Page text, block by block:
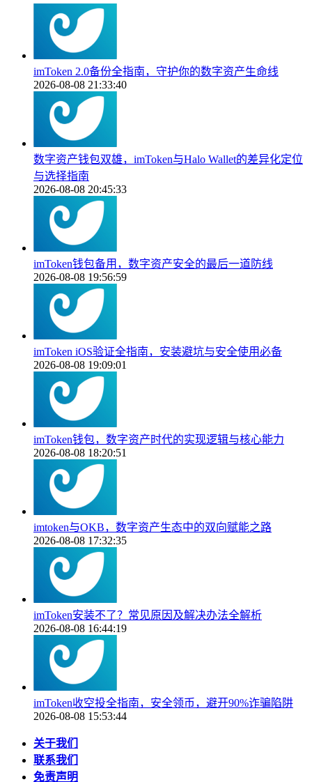
imToken 2.0备份全指南，守护你的数字资产生命线
2026-08-08 21:33:40
数字资产钱包双雄，imToken与Halo Wallet的差异化定位
与选择指南
2026-08-08 20:45:33
imToken钱包备用，数字资产安全的最后一道防线
2026-08-08 19:56:59
imToken iOS验证全指南，安装避坑与安全使用必备
2026-08-08 19:09:01
imToken钱包，数字资产时代的实现逻辑与核心能力
2026-08-08 18:20:51
imtoken与OKB，数字资产生态中的双向赋能之路
2026-08-08 17:32:35
imToken安装不了？常见原因及解决办法全解析
2026-08-08 16:44:19
imToken收空投全指南，安全领币，避开90%诈骗陷阱
2026-08-08 15:53:44
关于我们
联系我们
免责声明